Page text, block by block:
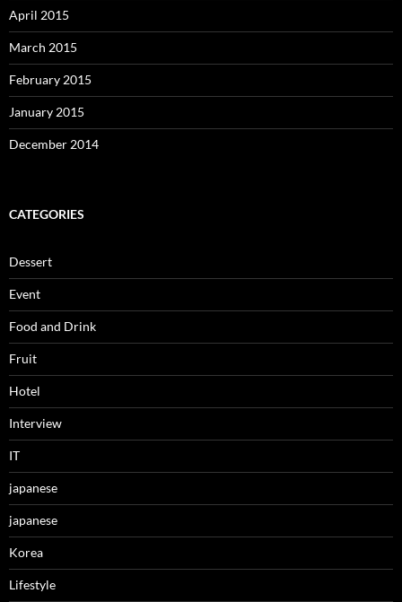
April 2015
March 2015
February 2015
January 2015
December 2014
CATEGORIES
Dessert
Event
Food and Drink
Fruit
Hotel
Interview
IT
japanese
japanese
Korea
Lifestyle